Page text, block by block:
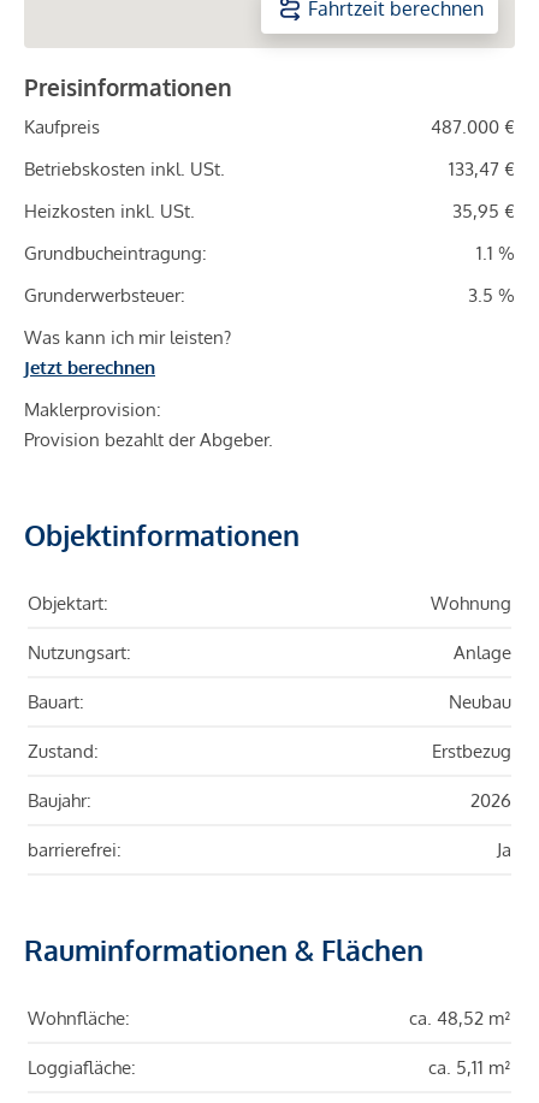
Fahrtzeit berechnen
Preisinformationen
Kaufpreis
487.000 €
Betriebskosten inkl. USt.
133,47 €
Heizkosten inkl. USt.
35,95 €
Grundbucheintragung:
1.1 %
Grunderwerbsteuer:
3.5 %
Was kann ich mir leisten?
Jetzt berechnen
Maklerprovision:
Provision bezahlt der Abgeber.
Objektinformationen
Objektart: Wohnung
Nutzungsart: Anlage
Bauart: Neubau
Zustand: Erstbezug
Baujahr: 2026
barrierefrei: Ja
Rauminformationen & Flächen
Wohnfläche: ca. 48,52 m²
Loggiafläche: ca. 5,11 m²